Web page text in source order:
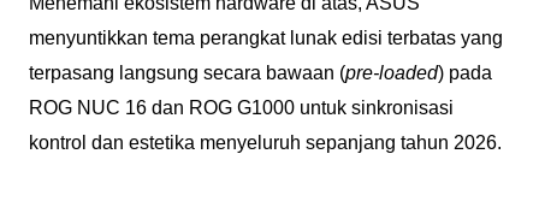
menyuntikkan tema perangkat lunak edisi terbatas yang
terpasang langsung secara bawaan (pre-loaded) pada
ROG NUC 16 dan ROG G1000 untuk sinkronisasi
kontrol dan estetika menyeluruh sepanjang tahun 2026.